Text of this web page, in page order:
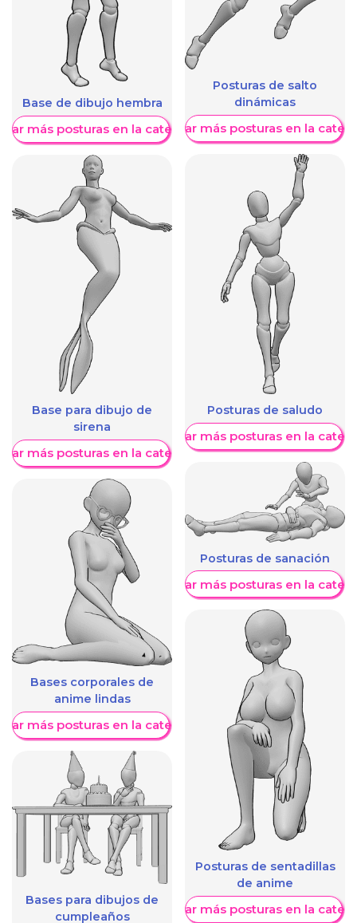
Base de dibujo hembra
más posturas en la categoría
Base para dibujo de
sirena
más posturas en la categoría
Bases corporales de
anime lindas
más posturas en la categoría
Bases para dibujos de
cumpleaños
Posturas de salto
dinámicas
Mostrar más posturas en la
Posturas de saludo
Mostrar más posturas en la
Posturas de sanación
Mostrar más posturas en la
Posturas de sentadillas
de anime
Mostrar más posturas en la